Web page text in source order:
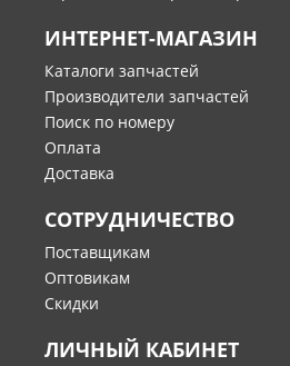
ИНТЕРНЕТ-МАГАЗИН
Каталоги запчастей
Производители запчастей
Поиск по номеру
Оплата
Доставка
СОТРУДНИЧЕСТВО
Поставщикам
Оптовикам
Скидки
ЛИЧНЫЙ КАБИНЕТ